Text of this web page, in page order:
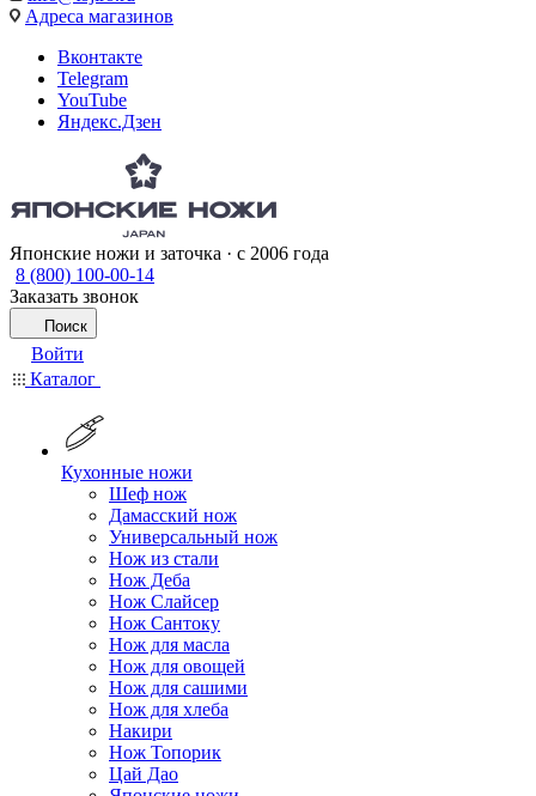
Адреса магазинов
Вконтакте
Telegram
YouTube
Яндекс.Дзен
Японские ножи и заточка · с 2006 года
8 (800) 100-00-14
Заказать звонок
Поиск
Войти
Каталог
Кухонные ножи
Шеф нож
Дамасский нож
Универсальный нож
Нож из стали
Нож Деба
Нож Слайсер
Нож Сантоку
Нож для масла
Нож для овощей
Нож для сашими
Нож для хлеба
Накири
Нож Топорик
Цай Дао